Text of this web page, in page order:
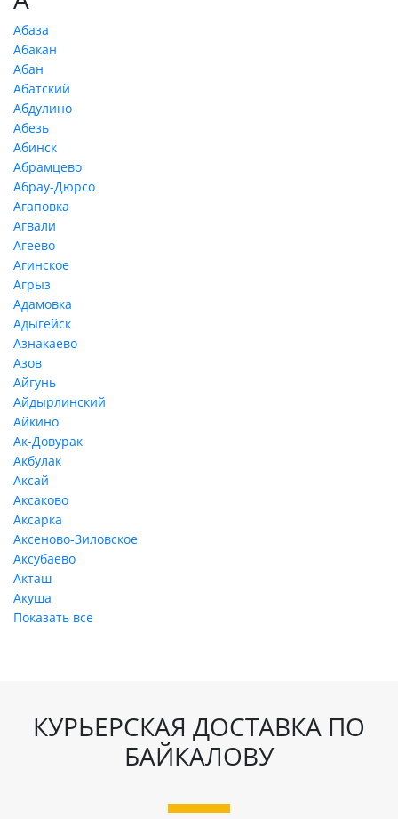
Абаза
Абакан
Абан
Абатский
Абдулино
Абезь
Абинск
Абрамцево
Абрау-Дюрсо
Агаповка
Агвали
Агеево
Агинское
Агрыз
Адамовка
Адыгейск
Азнакаево
Азов
Айгунь
Айдырлинский
Айкино
Ак-Довурак
Акбулак
Аксай
Аксаково
Аксарка
Аксеново-Зиловское
Аксубаево
Акташ
Акуша
Показать все
КУРЬЕРСКАЯ ДОСТАВКА ПО
БАЙКАЛОВУ